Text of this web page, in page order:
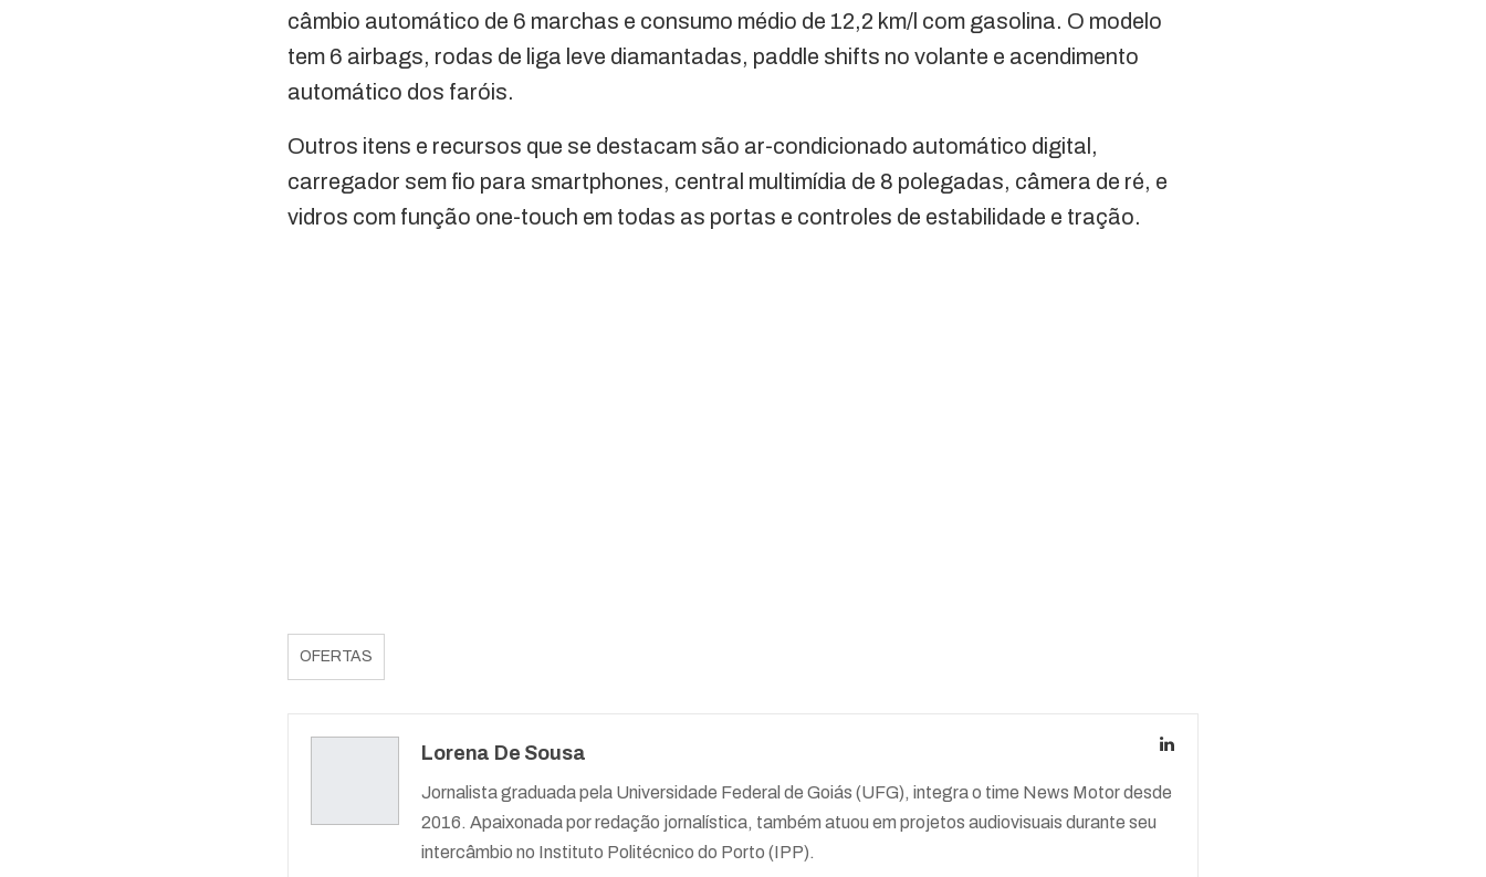
câmbio automático de 6 marchas e consumo médio de 12,2 km/l com gasolina. O modelo
tem 6 airbags, rodas de liga leve diamantadas, paddle shifts no volante e acendimento
automático dos faróis.
Outros itens e recursos que se destacam são ar-condicionado automático digital,
carregador sem fio para smartphones, central multimídia de 8 polegadas, câmera de ré, e
vidros com função one-touch em todas as portas e controles de estabilidade e tração.
OFERTAS
Lorena De Sousa
Jornalista graduada pela Universidade Federal de Goiás (UFG), integra o time News Motor desde
2016. Apaixonada por redação jornalística, também atuou em projetos audiovisuais durante seu
intercâmbio no Instituto Politécnico do Porto (IPP).